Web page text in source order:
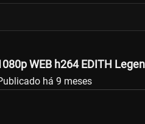
WEB h264 EDITH
há 9 meses